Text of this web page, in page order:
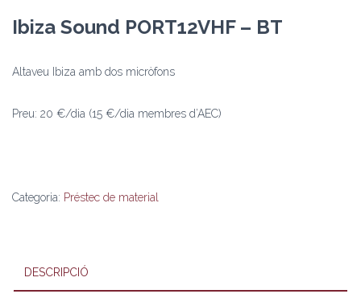
Ibiza Sound PORT12VHF – BT
Altaveu Ibiza amb dos micròfons
Preu: 20 €/dia (15 €/dia membres d’AEC)
Categoria: Préstec de material
DESCRIPCIÓ